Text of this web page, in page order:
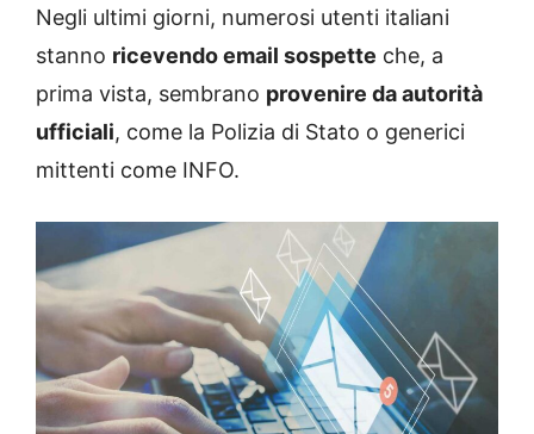
Negli ultimi giorni, numerosi utenti italiani
stanno ricevendo email sospette che, a
prima vista, sembrano provenire da autorità
ufficiali, come la Polizia di Stato o generici
mittenti come INFO.